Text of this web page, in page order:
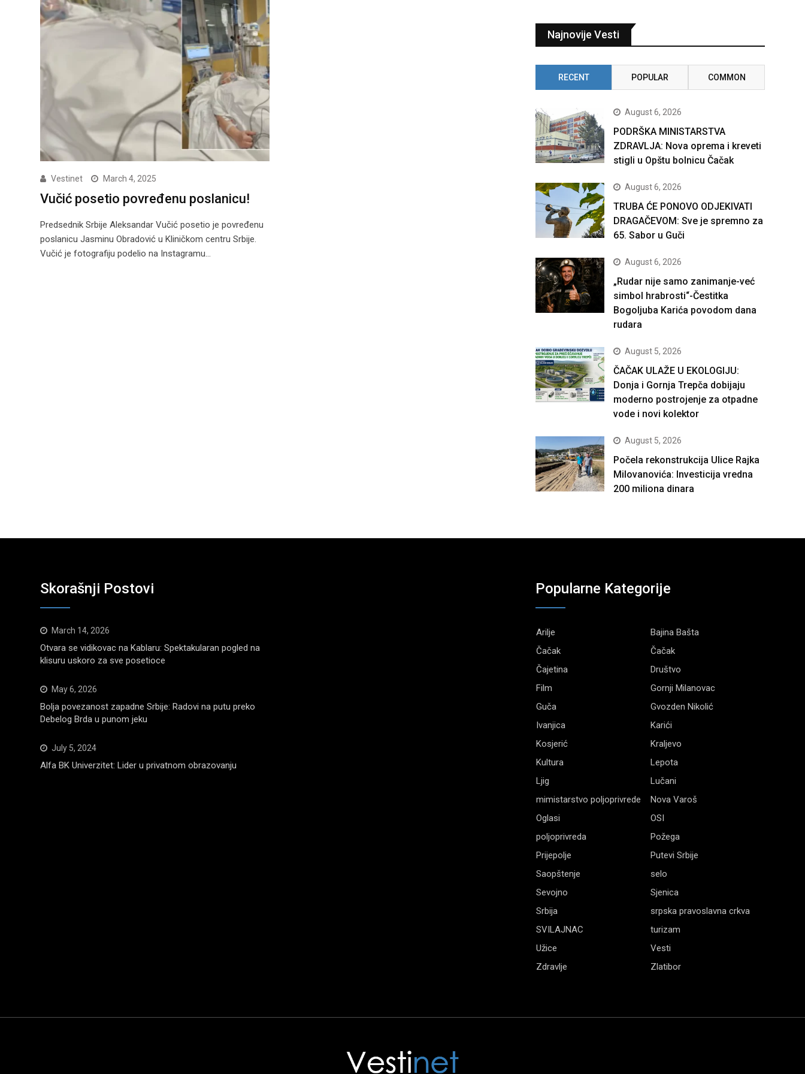
Vestinet March 4, 2025
Vučić posetio povređenu poslanicu!
Predsednik Srbije Aleksandar Vučić posetio je povređenu
poslanicu Jasminu Obradović u Kliničkom centru Srbije.
Vučić je fotografiju podelio na Instagramu…
Najnovije Vesti
RECENT POPULAR COMMON
August 6, 2026
PODRŠKA MINISTARSTVA
ZDRAVLJA: Nova oprema i kreveti
stigli u Opštu bolnicu Čačak
August 6, 2026
TRUBA ĆE PONOVO ODJEKIVATI
DRAGAČEVOM: Sve je spremno za
65. Sabor u Guči
August 6, 2026
„Rudar nije samo zanimanje-već
simbol hrabrosti“-Čestitka
Bogoljuba Karića povodom dana
rudara
August 5, 2026
ČAČAK ULAŽE U EKOLOGIJU:
Donja i Gornja Trepča dobijaju
moderno postrojenje za otpadne
vode i novi kolektor
August 5, 2026
Počela rekonstrukcija Ulice Rajka
Milovanovića: Investicija vredna
200 miliona dinara
Skorašnji Postovi
March 14, 2026
Otvara se vidikovac na Kablaru: Spektakularan pogled na
klisuru uskoro za sve posetioce
May 6, 2026
Bolja povezanost zapadne Srbije: Radovi na putu preko
Debelog Brda u punom jeku
July 5, 2024
Alfa BK Univerzitet: Lider u privatnom obrazovanju
Popularne Kategorije
Arilje
Bajina Bašta
Čačak
Čačak
Čajetina
Društvo
Film
Gornji Milanovac
Guča
Gvozden Nikolić
Ivanjica
Karići
Kosjerić
Kraljevo
Kultura
Lepota
Ljig
Lučani
mimistarstvo poljoprivrede
Nova Varoš
Oglasi
OSI
poljoprivreda
Požega
Prijepolje
Putevi Srbije
Saopštenje
selo
Sevojno
Sjenica
Srbija
srpska pravoslavna crkva
SVILAJNAC
turizam
Užice
Vesti
Zdravlje
Zlatibor